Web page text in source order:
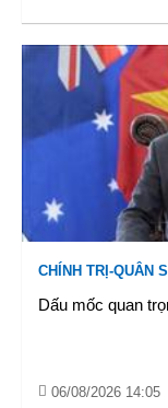
CHÍNH TRỊ-QUÂN
Dấu mốc quan
06/08/2026 14:05